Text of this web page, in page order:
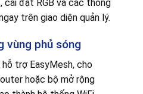
đặt RGB và các thông
trên giao diện quản lý.
vùng phủ sóng
trợ EasyMesh, cho
hoặc bộ mở rộng